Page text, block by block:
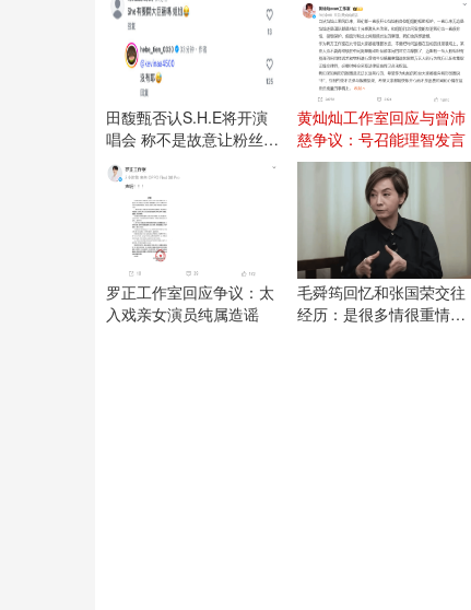
田馥甄否认S.H.E将开演
唱会 称不是故意让粉丝失
望
黄灿灿工作室回应与曾沛
慈争议：号召能理智发言
罗正工作室回应争议：太
入戏亲女演员纯属造谣
毛舜筠回忆和张国荣交往
经历：是很多情很重情的